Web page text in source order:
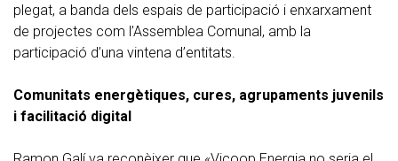
plegat, a banda dels espais de participació i enxarxament
de projectes com l’Assemblea Comunal, amb la
participació d’una vintena d’entitats.
Comunitats energètiques, cures, agrupaments juvenils
i facilitació digital